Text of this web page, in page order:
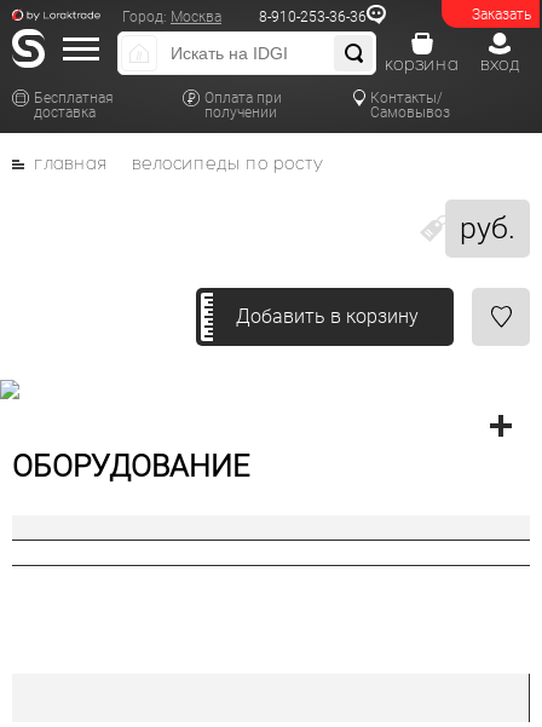
Заказать
Город: Москва 8-910-253-36-36
Бесплатная
доставка
Оплата при
получении
Контакты/
Самовывоз
вход
корзина
руб.
главная велосипеды по росту
Добавить в корзину
ОБОРУДОВАНИЕ